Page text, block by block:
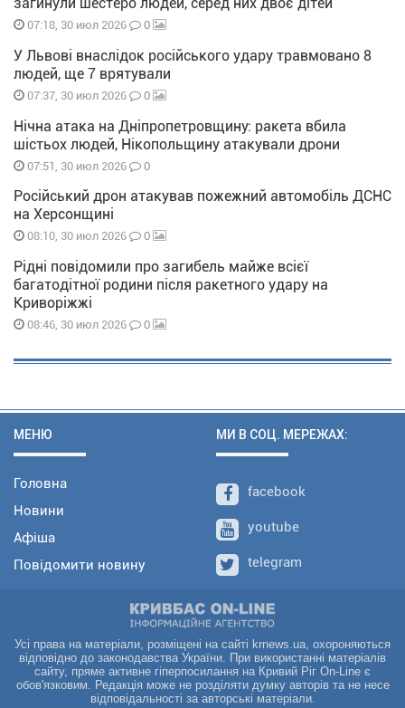
загинули шестеро людей, серед них двоє дітей
07:18, 30 июл 2026 0
У Львові внаслідок російського удару травмовано 8
людей, ще 7 врятували
07:37, 30 июл 2026 0
Нічна атака на Дніпропетровщину: ракета вбила
шістьох людей, Нікопольщину атакували дрони
07:51, 30 июл 2026 0
Російський дрон атакував пожежний автомобіль ДСНС
на Херсонщині
08:10, 30 июл 2026 0
Рідні повідомили про загибель майже всієї
багатодітної родини після ракетного удару на
Криворіжжі
08:46, 30 июл 2026 0
МЕНЮ
Головна
Новини
Афіша
Повідомити новину
МИ В СОЦ. МЕРЕЖАХ:
facebook
youtube
telegram
Усі права на матеріали, розміщені на сайті krnews.ua, охороняються
відповідно до законодавства України. При використанні матеріалів
сайту, пряме активне гіперпосилання на Кривий Ріг On-Line є
обов'язковим. Редакція може не розділяти думку авторів та не несе
відповідальності за авторські матеріали.